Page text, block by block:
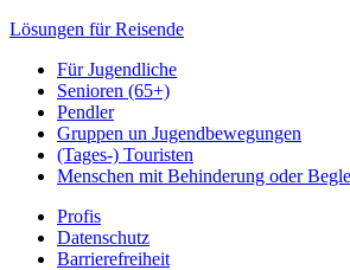
Lösungen für Reisende
Für Jugendliche
Senioren (65+)
Pendler
Gruppen un Jugendbewegungen
(Tages-) Touristen
Menschen mit Behinderung oder
Profis
Datenschutz
Barrierefreiheit